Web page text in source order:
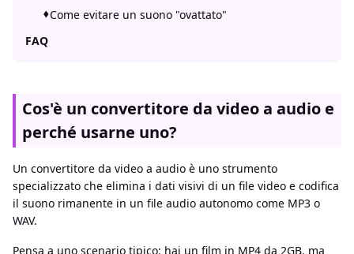
Come evitare un suono "ovattato"
FAQ
Cos'è un convertitore da video a audio e
perché usarne uno?
Un convertitore da video a audio è uno strumento
specializzato che elimina i dati visivi di un file video e codifica
il suono rimanente in un file audio autonomo come MP3 o
WAV.
Pensa a uno scenario tipico: hai un film in MP4 da 2GB, ma